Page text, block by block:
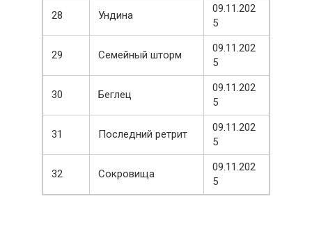
28 Ундина
09.11.202
5
29 Семейный шторм
09.11.202
5
30 Беглец
09.11.202
5
31 Последний ретрит
09.11.202
5
32 Сокровища
09.11.202
5